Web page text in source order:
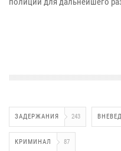
ЗАДЕРЖАНИЯ 243
КРИМИНАЛ 87